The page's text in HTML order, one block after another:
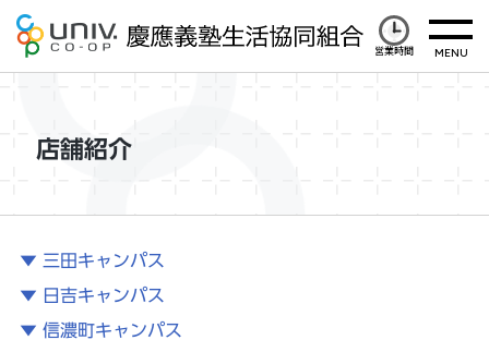
営業時間
店舗紹介
▼ 三田キャンパス
▼ 日吉キャンパス
▼ 信濃町キャンパス